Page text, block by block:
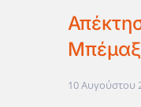
10 Αυγούστου